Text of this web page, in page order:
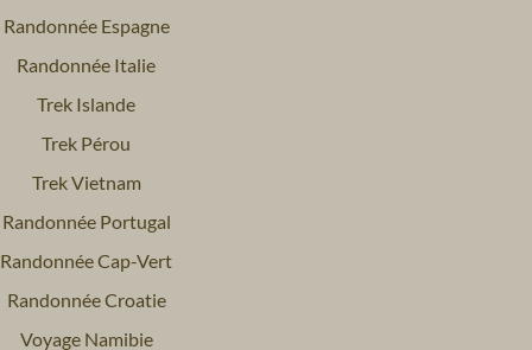
Randonnée Espagne
Randonnée Italie
Trek Islande
Trek Pérou
Trek Vietnam
Randonnée Portugal
Randonnée Cap-Vert
Randonnée Croatie
Voyage Namibie